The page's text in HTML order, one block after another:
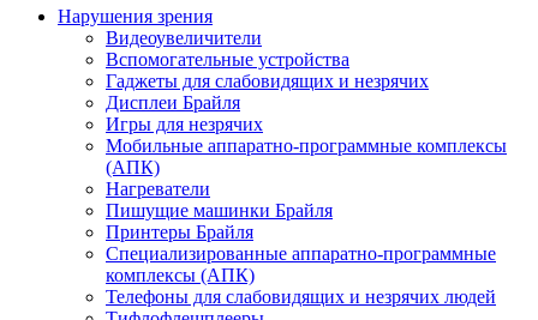
Нарушения зрения
Видеоувеличители
Вспомогательные устройства
Гаджеты для слабовидящих и незрячих
Дисплеи Брайля
Игры для незрячих
Мобильные аппаратно-программные комплексы
(АПК)
Нагреватели
Пишущие машинки Брайля
Принтеры Брайля
Специализированные аппаратно-программные
комплексы (АПК)
Телефоны для слабовидящих и незрячих людей